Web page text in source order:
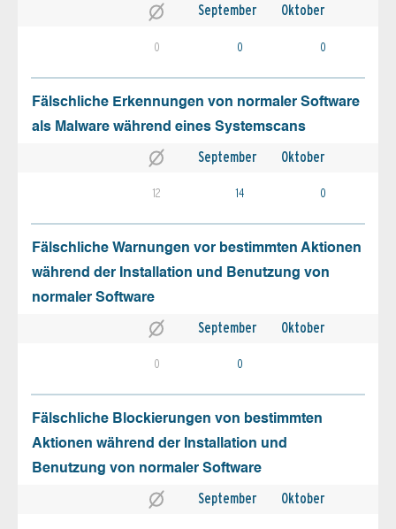
September Oktober
0 0 0
Fälschliche Erkennungen von normaler Software
als Malware während eines Systemscans
September Oktober
12 14 0
Fälschliche Warnungen vor bestimmten Aktionen
während der Installation und Benutzung von
normaler Software
September Oktober
0 0
Fälschliche Blockierungen von bestimmten
Aktionen während der Installation und
Benutzung von normaler Software
September Oktober